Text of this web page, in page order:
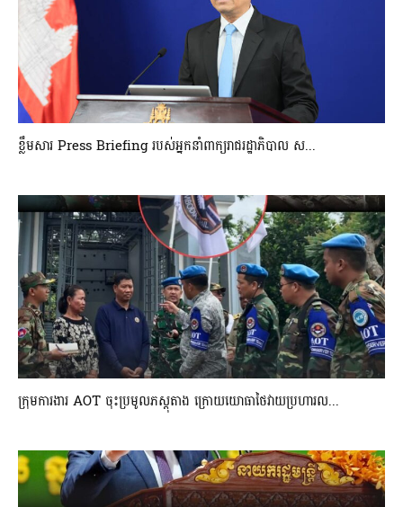
ខ្លឹមសារ Press Briefing របស់អ្នកនាំពាក្យរាជរដ្ឋាភិបាល ស...
ក្រុមការងារ AOT ចុះប្រមូលភស្តុតាង ក្រោយយោធាថៃវាយប្រហារល...